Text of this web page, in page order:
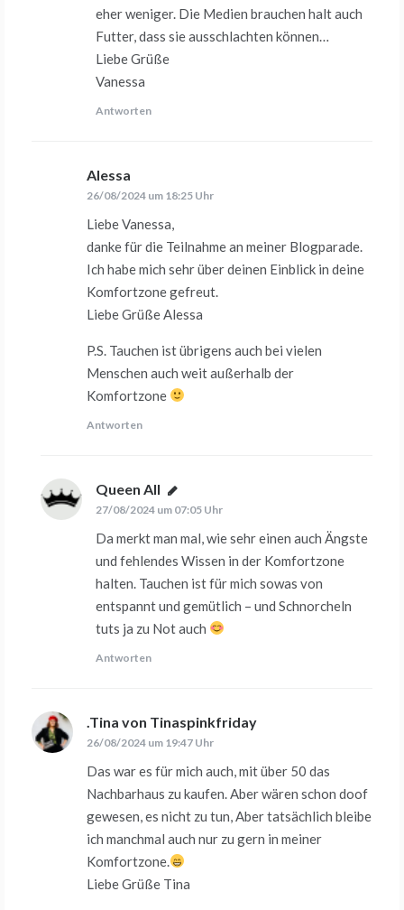
eher weniger. Die Medien brauchen halt auch
Futter, dass sie ausschlachten können…
Liebe Grüße
Vanessa
Antworten
Alessa
26/08/2024 um 18:25 Uhr
Liebe Vanessa,
danke für die Teilnahme an meiner Blogparade.
Ich habe mich sehr über deinen Einblick in deine
Komfortzone gefreut.
Liebe Grüße Alessa
P.S. Tauchen ist übrigens auch bei vielen
Menschen auch weit außerhalb der
Komfortzone
Antworten
Queen All sagt:
27/08/2024 um 07:05 Uhr
Da merkt man mal, wie sehr einen auch Ängste
und fehlendes Wissen in der Komfortzone
halten. Tauchen ist für mich sowas von
entspannt und gemütlich – und Schnorcheln
tuts ja zu Not auch
Antworten
.Tina von Tinaspinkfriday
26/08/2024 um 19:47 Uhr
Das war es für mich auch, mit über 50 das
Nachbarhaus zu kaufen. Aber wären schon doof
gewesen, es nicht zu tun, Aber tatsächlich bleibe
ich manchmal auch nur zu gern in meiner
Komfortzone.
Liebe Grüße Tina